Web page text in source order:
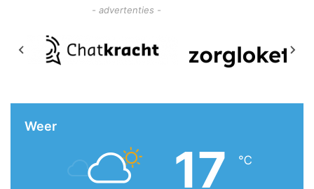
- advertenties -
Weer
17 ℃